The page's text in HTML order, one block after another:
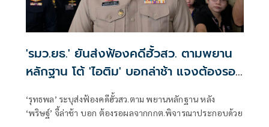
'รมว.ยธ.' ยันส่งฟ้องคดีฮั้วสว. ตามพยาน
หลักฐาน โต้ 'ไอติม' บอกล่าช้า แจงต้องรอ
ผล กกต.ประกอบ
‘รุทธพล’ ระบุส่งฟ้องคดีฮั้วสว.ตาม พยานหลักฐาน หลัง
‘พริษฐ์’ จี้ล่าช้า บอก ต้องรอผลจากกกต.พิจารณาประกอบด้วย